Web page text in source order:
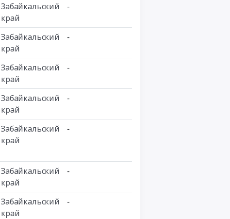
Забайкальский
край
-
Забайкальский
край
-
Забайкальский
край
-
Забайкальский
край
-
Забайкальский
край
-
Забайкальский
край
-
Забайкальский
край
-